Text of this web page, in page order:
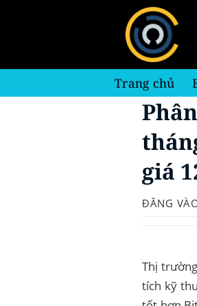
Trang chủ
giá
ĐĂNG
Thị
tích kỹ